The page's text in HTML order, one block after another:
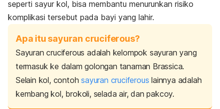
seperti sayur kol, bisa membantu menurunkan risiko
komplikasi tersebut pada bayi yang lahir.
Apa itu sayuran cruciferous?
Sayurancruciferous adalah kelompok sayuran yang
termasuk ke dalam golongan tanaman Brassica.
Selain kol, contohsayuran cruciferous lainnya adalah
kembang kol, brokoli, selada air, dan pakcoy.